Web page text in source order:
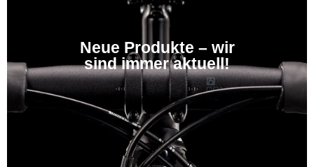
Neue Produkte – wir
sind immer aktuell!